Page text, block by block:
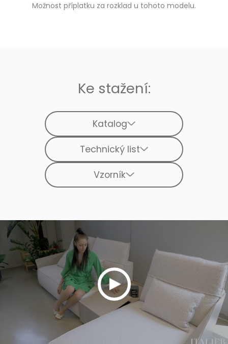
Možnost příplatku za rozklad u tohoto modelu.
Ke stažení:
Katalog
Technický list
Vzorník